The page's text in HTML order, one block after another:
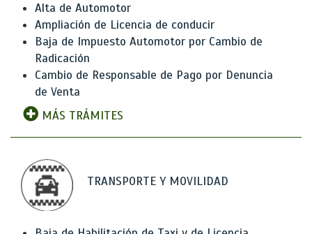
Alta de Automotor
Ampliación de Licencia de conducir
Baja de Impuesto Automotor por Cambio de
Radicación
Cambio de Responsable de Pago por Denuncia
de Venta
MÁS TRÁMITES
TRANSPORTE Y MOVILIDAD